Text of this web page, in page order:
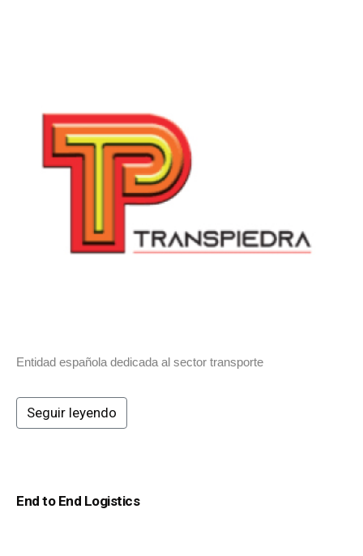
Entidad española dedicada al sector transporte
Seguir leyendo
End to End Logistics